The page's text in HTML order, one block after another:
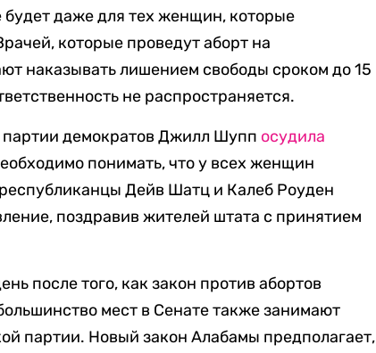
даже для тех женщин, которые
которые проведут аборт на
наказывать лишением свободы сроком до 15
не распространяется.
демократов Джилл Шупп осудила
понимать, что у всех женщин
Дейв Шатц и Калеб Роуден
поздравив жителей штата с принятием
после того, как закон против абортов
мест в Сенате также занимают
партии. Новый закон Алабамы предполагает,